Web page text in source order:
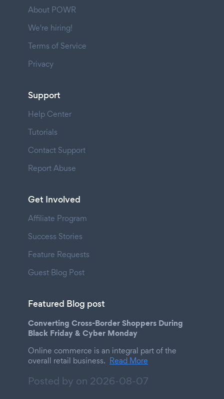
About POWR
We're hiring!
Terms of Service
Privacy
Support
Help Center
Tutorials
Contact Support
Report Abuse
Get Involved
Affiliate Program
Success Stories
Feature Requests
Guest Blog Post
Featured Blog post
Converting Cross-Border Shoppers During
Black Friday & Cyber Monday
Online commerce is an integral part of the
overall retail business. Read More
Posted by on 2026-08-07